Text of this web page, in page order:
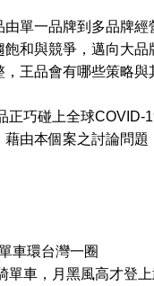
一品牌到多品牌經
飽和與競爭，邁向大
王品會有哪些策略與
巧碰上全球COVID-
由本個案之討論問
車環台灣一圈
單車，月黑風高才登